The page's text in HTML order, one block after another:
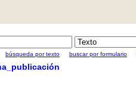
búsqueda por texto buscar por formulario